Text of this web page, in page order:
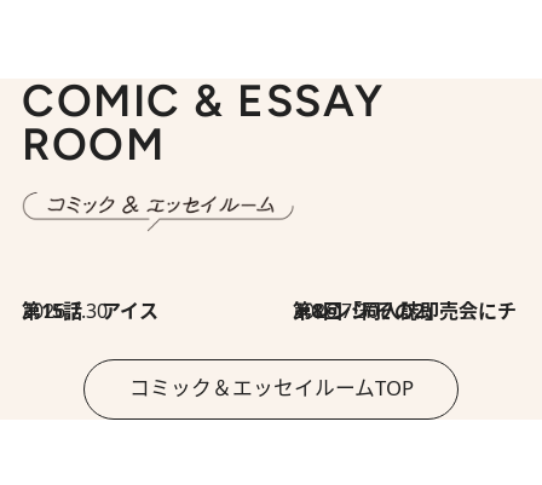
COMIC & ESSAY
ROOM
2026.7.30
第15話 アイス 2026.7.30
第8回「同人誌即売会にチャレンジ その2」
コミック＆エッセイルームTOP